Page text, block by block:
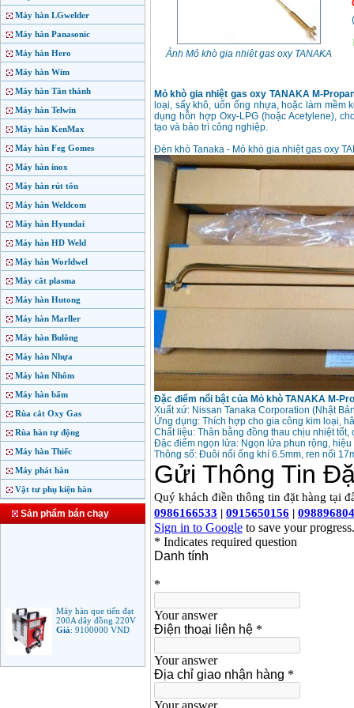
Máy hàn LGwelder
Máy hàn Panasonic
Máy hàn Hero
Máy hàn Wim
Máy hàn Tân thành
Máy hàn Telwin
Máy hàn KenMax
Máy hàn Feg Gomes
Máy hàn inox
Máy hàn rút tôn
Máy hàn Weldcom
Máy hàn Hyundai
Máy hàn HD Weld
Máy hàn Worldwel
Máy cắt plasma
Máy hàn Hutong
Máy hàn Marller
Máy hàn Bulông
Máy hàn Nhựa
Máy hàn Nhôm
Máy hàn bấm
Rùa cắt Oxy Gas
Rùa hàn tự động
Máy hàn Thiếc
Máy phát hàn
Vật tư phụ kiện hàn
Sản phẩm bán chạy
200A dây đồng 220V
Giá:9100000VND
Máy hàn que điện tử
Ảnh Mỏ khò gia nhiệt gas oxy TANAKA
(
Mỏ khò gia nhiệt gas oxy TANAKA M-
loại, sấy khô, uốn ống nhựa, hoặc làm
dụng hỗn hợp Oxy-LPG (hoặc Acetylene),
tạo và bảo trì công nghiệp.
Đèn khò Tanaka - Mỏ khò gia nhiệt gas oxy
Đặc điểm nổi bật của Mỏ khò TANAKA M-
Xuất xứ: Nissan Tanaka Corporation (Nhật
Ứng dụng: Thích hợp cho gia công kim loại,
Chất liệu: Thân bằng đồng thau chịu nhiệt tốt,
Đặc điểm ngọn lửa: Ngọn lửa phun rộng, hiệu
Thông số: Đuôi nối ống khí 6.5mm, ren nối